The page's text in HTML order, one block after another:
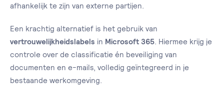
afhankelijk te zijn van externe partijen.
Een krachtig alternatief is het gebruik van
vertrouwelijkheidslabels in Microsoft 365 . Hiermee krijg je
controle over de classificatie én beveiliging van
documenten en e-mails, volledig geïntegreerd in je
bestaande werkomgeving.